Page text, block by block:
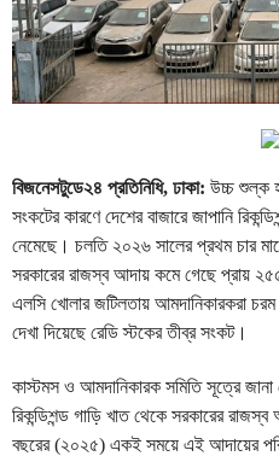
বিজনেসটুডে২৪ প্রতিনিধি, ঢাকা: উচ্চ শুল্ক
সংকটের কারণে দেশের বাজারে জাপানি
নেমেছে। চলতি ২০২৬ সালের প্রথম চার
সরকারের রাজস্ব আদায় কমে গেছে প্রায়
এলসি খোলার জটিলতায় আমদানিকারকরা
দেখা দিয়েছে রেডি স্টকের তীব্র সংকট।
কাস্টমস ও আমদানিকারক সমিতি সূত্রে
রিকন্ডিশন্ড গাড়ি খাত থেকে সরকারের
বছরের (২০২৫) একই সময়ে এই আদায়ের